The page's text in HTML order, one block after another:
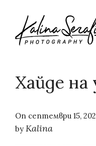
Хайде
On септември 15,
by Kalina